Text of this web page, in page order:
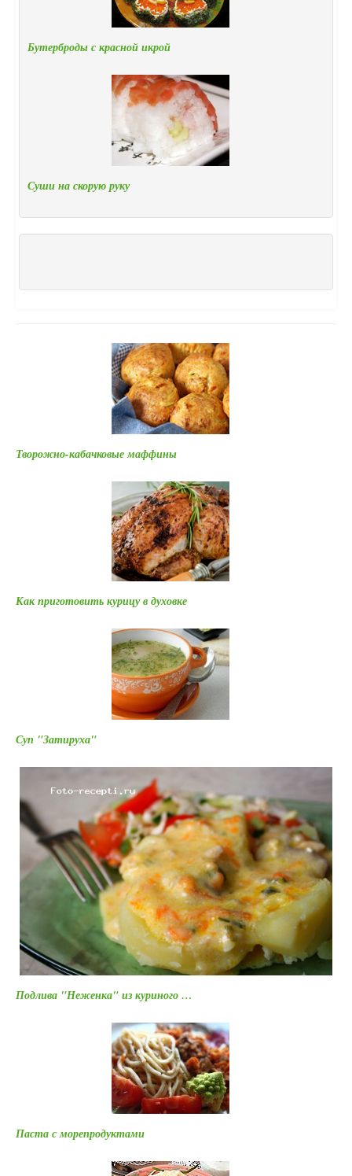
Бутерброды с красной икрой
Суши на скорую руку
Творожно-кабачковые маффины
Как приготовить курицу в духовке
Суп "Затируха"
Подлива "Неженка" из куриного …
Паста с морепродуктами